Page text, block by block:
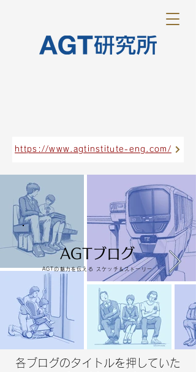
https://www.agtinstitute-eng.com/
AGTブログ
AGTの魅力を伝える スケッチ＆ストーリー
​各ブログのタイトルを押していた